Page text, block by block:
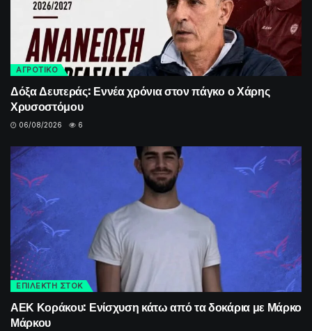
ΑΓΡΟΤΙΚΟ
Δόξα Δευτεράς: Εννέα χρόνια στον πάγκο ο Χάρης
Χρυσοστόμου
06/08/2026 6
ΕΠΙΛΕΚΤΗ ΣΤΟΚ
ΑΕΚ Κοράκου: Ενίσχυση κάτω από τα δοκάρια με Μάρκο
Μάρκου